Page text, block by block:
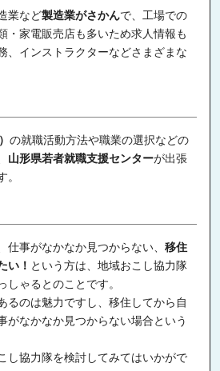
業など製造業がさかんで、工場での
・家電販売店も多いため求人情報も
、インストラクターなどさまざまな
の就職活動方法や職業の選択などの
山形県若者就職支援センターが出張
事がなかなか見つからない、 移住
い！ という方は、地域おこし協力隊
ゃるとのことです。
るのは魅力ですし、移住してから自
がなかなか見つからない場合という
し協力隊を検討してみてはいかがで